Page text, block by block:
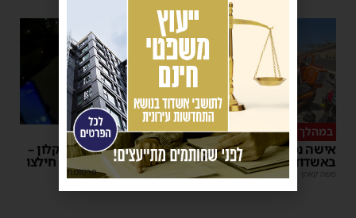
במהלך העבודה
אישה נפלה מסולם במחסן
באשדוד
משה קאהן 17:31
1
צפו
תינוק ננעל ברכב באשקלון –
המתנדבים האשדודים חילצו
אותו בשלום פרסומת